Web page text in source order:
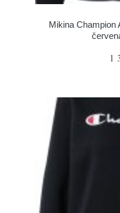
Mikina Champion
1